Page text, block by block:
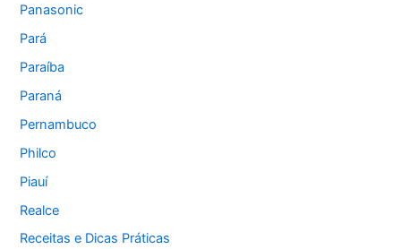
Panasonic
Pará
Paraíba
Paraná
Pernambuco
Philco
Piauí
Realce
Receitas e Dicas Práticas